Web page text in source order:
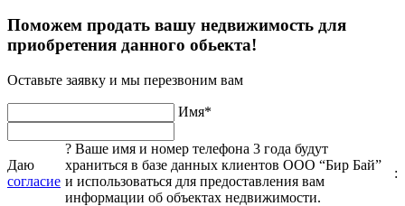
Поможем продать вашу недвижимость для
приобретения данного обьекта!
Оставьте заявку и мы перезвоним вам
Имя*
Даю
согласие
? Ваше имя и номер телефона 3 года будут
храниться в базе данных клиентов ООО “Бир Бай”
и использоваться для предоставления вам
информации об объектах недвижимости.
: